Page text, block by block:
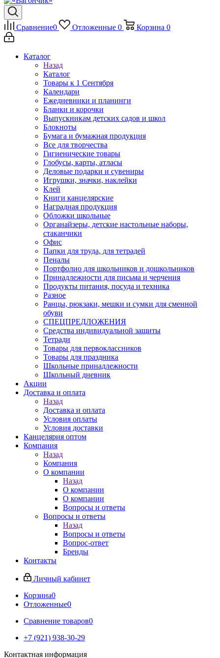
Сравнение0 Отложенные 0 Корзина 0
Каталог
Назад
Каталог
Товары к 1 Сентября
Календари
Ежедневники и планинги
Бланки и корочки
Выпускникам детских садов и школ
Блокноты
Бумага и бумажная продукция
Все для творчества
Гигиенические товары
Глобусы, карты, атласы
Деловые подарки и сувениры
Игрушки, значки, наклейки
Клей
Книги канцелярские
Наградная продукция
Обложки школьные
Органайзеры, детские настольные наборы,
стаканчики
Офис
Папки для труда, для тетрадей
Пеналы
Портфолио для школьников и дошкольников
Принадлежности для письма и черчения
Продукты питания, посуда и техника
Разное
Ранцы, рюкзаки, мешки и сумки для сменной
обуви
СПЕЦПРЕДЛОЖЕНИЯ
Средства индивидуальной защиты
Тетради
Товары для первоклассников
Товары для праздника
Школьные принадлежности
Школьный дневник
Акции
Доставка и оплата
Назад
Доставка и оплата
Условия оплаты
Условия доставки
Канцелярия оптом
Компания
Назад
Компания
О компании
Назад
О компании
О компании
Вопросы и ответы
Вопросы и ответы
Назад
Вопросы и ответы
Вопрос-ответ
Бренды
Контакты
Личный кабинет
Корзина0
Отложенные0
Сравнение товаров0
+7 (921) 938-30-29
Контактная информация